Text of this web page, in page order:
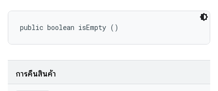
public boolean isEmpty ()
การคืนสินค้า